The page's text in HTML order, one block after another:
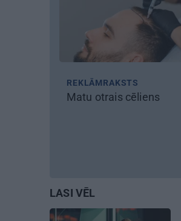
REKLĀMRAKSTS
Matu otrais cēliens
LASI VĒL